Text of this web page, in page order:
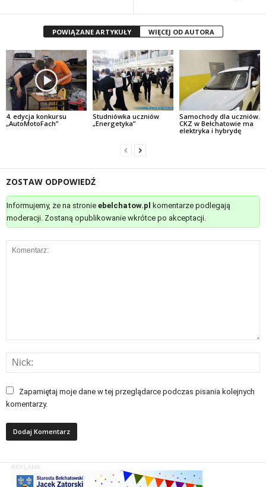
POWIĄZANE ARTYKUŁY WIĘCEJ OD AUTORA
4. edycja konkursu
„AutoMotoFach”
Studniówka uczniów
„Energetyka”
Samochody dla uczniów.
CKZ w Bełchatowie ma
elektryka i hybrydę
ZOSTAW ODPOWIEDŹ
Informujemy, że na stronie ebelchatow.pl
komentarze podlegają
moderacji. Zostaną opublikowanie wkrótce po akceptacji.
Zapamiętaj moje dane w tej przeglądarce podczas pisania kolejnych
komentarzy.
REKLAMA